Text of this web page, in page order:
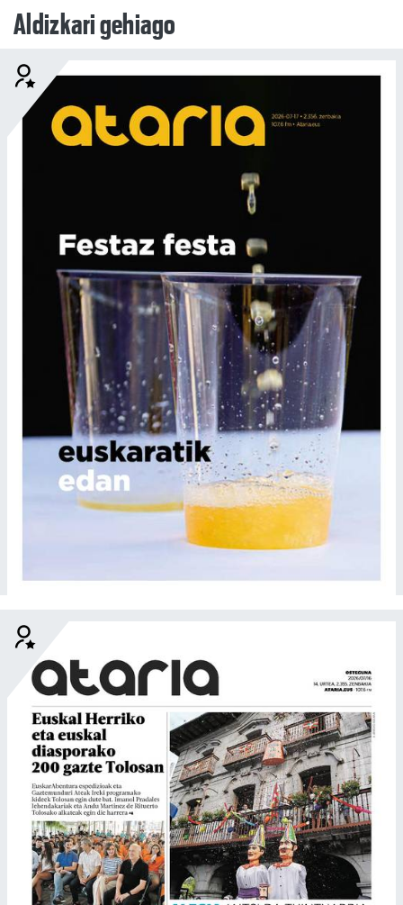
Aldizkari gehiago